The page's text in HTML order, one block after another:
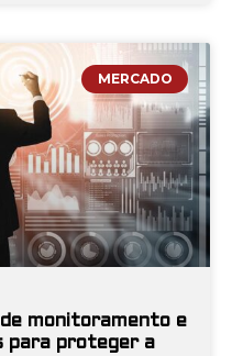
MERCADO
monitoramento e
para proteger a